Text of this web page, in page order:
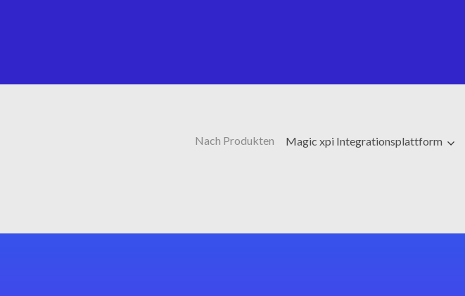
Nach Produkten Magic xpi Integrationsplattform